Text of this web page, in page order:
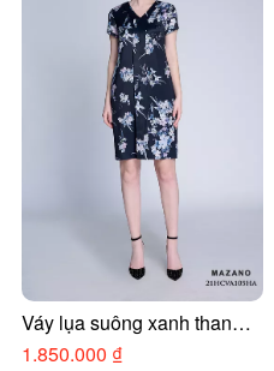
Váy lụa suông xanh than
họa tiết hoa cổ tim
1.850.000 ₫